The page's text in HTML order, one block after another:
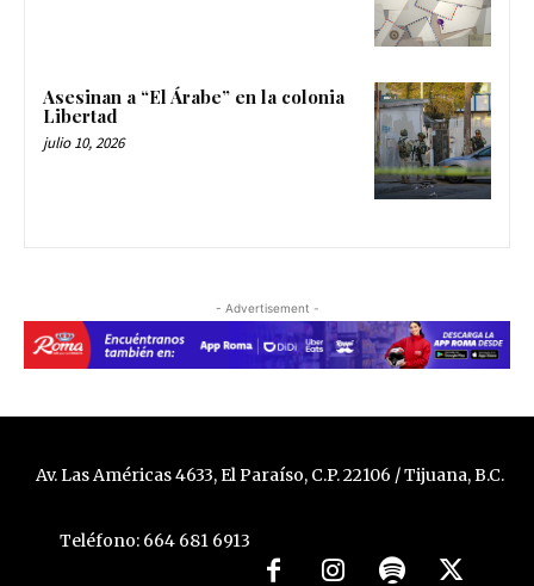
Asesinan a “El Árabe” en la colonia
Libertad
julio 10, 2026
- Advertisement -
Av. Las Américas 4633, El Paraíso, C.P. 22106 / Tijuana, B.C.
Teléfono: 664 681 6913